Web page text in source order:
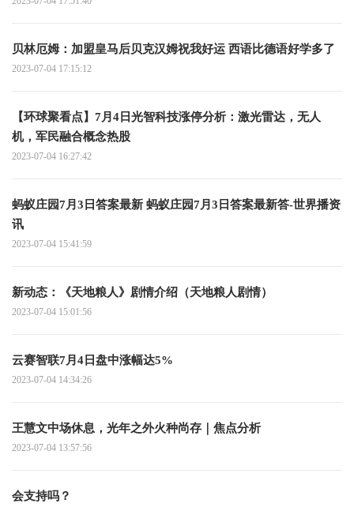
贝林厄姆：加盟皇马后贝克汉姆祝我好运 西语比德语好学多了
2023-07-04 17:15:12
【环球聚看点】7月4日光智科技涨停分析：激光雷达，无人
机，军民融合概念热股
2023-07-04 16:27:42
蚂蚁庄园7月3日答案最新 蚂蚁庄园7月3日答案最新答-世界播资
讯
2023-07-04 15:41:59
新动态：《天地粮人》剧情介绍（天地粮人剧情）
2023-07-04 15:01:56
云赛智联7月4日盘中涨幅达5%
2023-07-04 14:34:26
王慧文中场休息，光年之外火种尚存｜焦点分析
2023-07-04 13:57:56
会支持吗？